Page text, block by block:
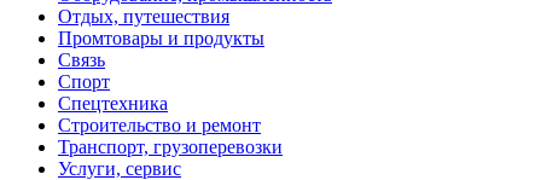
Отдых, путешествия
Промтовары и продукты
Связь
Спорт
Спецтехника
Строительство и ремонт
Транспорт, грузоперевозки
Услуги, сервис